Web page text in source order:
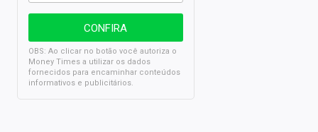
OBS: Ao clicar no botão você autoriza o
Money Times a utilizar os dados
fornecidos para encaminhar conteúdos
informativos e publicitários.